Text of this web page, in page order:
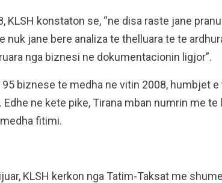
KLSH konstaton se, “ne disa raste jane
nuk jane bere analiza te thelluara te te
nga biznesi ne dokumentacionin ligjor”.
biznese te medha ne vitin 2008, humbjet e
ne kete pike, Tirana mban numrin me te
fitimi.
KLSH kerkon nga Tatim-Taksat me